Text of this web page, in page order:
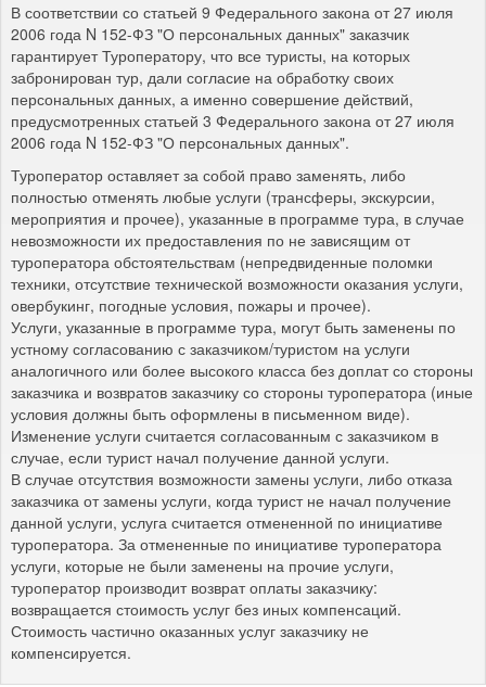
В соответствии со статьей 9 Федерального закона от 27 июля
2006 года N 152-ФЗ "О персональных данных" заказчик
гарантирует Туроператору, что все туристы, на которых
забронирован тур, дали согласие на обработку своих
персональных данных, а именно совершение действий,
предусмотренных статьей 3 Федерального закона от 27 июля
2006 года N 152-ФЗ "О персональных данных".
Туроператор оставляет за собой право заменять, либо
полностью отменять любые услуги (трансферы, экскурсии,
мероприятия и прочее), указанные в программе тура, в случае
невозможности их предоставления по не зависящим от
туроператора обстоятельствам (непредвиденные поломки
техники, отсутствие технической возможности оказания услуги,
овербукинг, погодные условия, пожары и прочее).
Услуги, указанные в программе тура, могут быть заменены по
устному согласованию с заказчиком/туристом на услуги
аналогичного или более высокого класса без доплат со стороны
заказчика и возвратов заказчику со стороны туроператора (иные
условия должны быть оформлены в письменном виде).
Изменение услуги считается согласованным с заказчиком в
случае, если турист начал получение данной услуги.
В случае отсутствия возможности замены услуги, либо отказа
заказчика от замены услуги, когда турист не начал получение
данной услуги, услуга считается отмененной по инициативе
туроператора. За отмененные по инициативе туроператора
услуги, которые не были заменены на прочие услуги,
туроператор производит возврат оплаты заказчику:
возвращается стоимость услуг без иных компенсаций.
Стоимость частично оказанных услуг заказчику не
компенсируется.